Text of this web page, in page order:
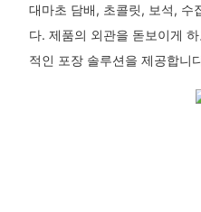
대마초 담배, 초콜릿, 보석, 수
다. 제품의 외관을 돋보이게
적인 포장 솔루션을 제공합니